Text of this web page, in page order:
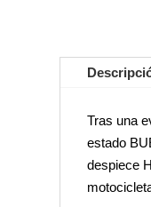
Tras una
estado
despiece